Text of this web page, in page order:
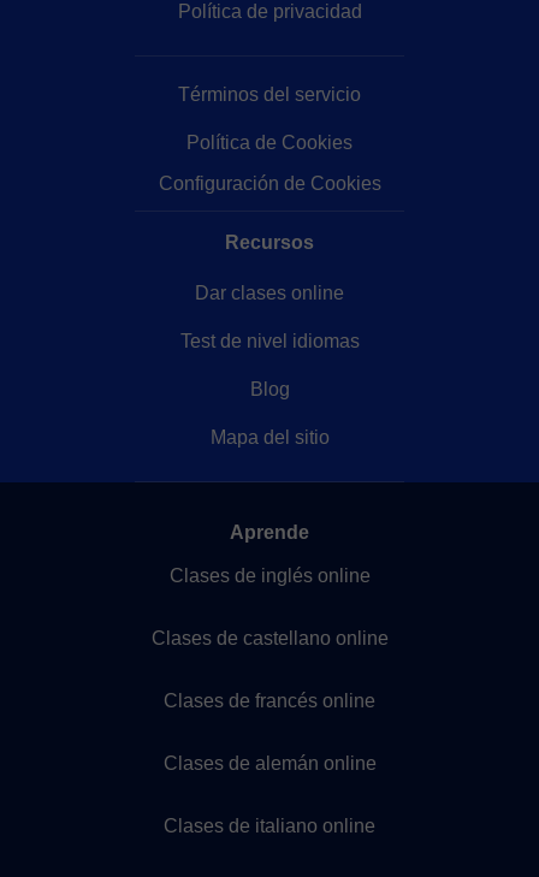
Política de privacidad
Términos del servicio
Política de Cookies
Configuración de Cookies
Recursos
Dar clases online
Test de nivel idiomas
Blog
Mapa del sitio
Aprende
Clases de inglés online
Clases de castellano online
Clases de francés online
Clases de alemán online
Clases de italiano online